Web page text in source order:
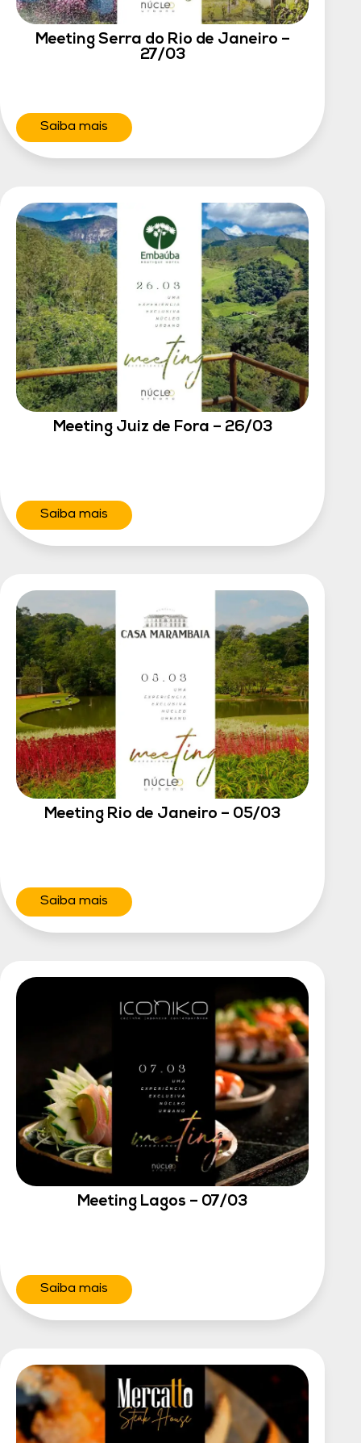
Meeting Serra do Rio de Janeiro –
27/03
Saiba mais
Meeting Juiz de Fora – 26/03
Saiba mais
Meeting Rio de Janeiro – 05/03
Saiba mais
Meeting Lagos – 07/03
Saiba mais